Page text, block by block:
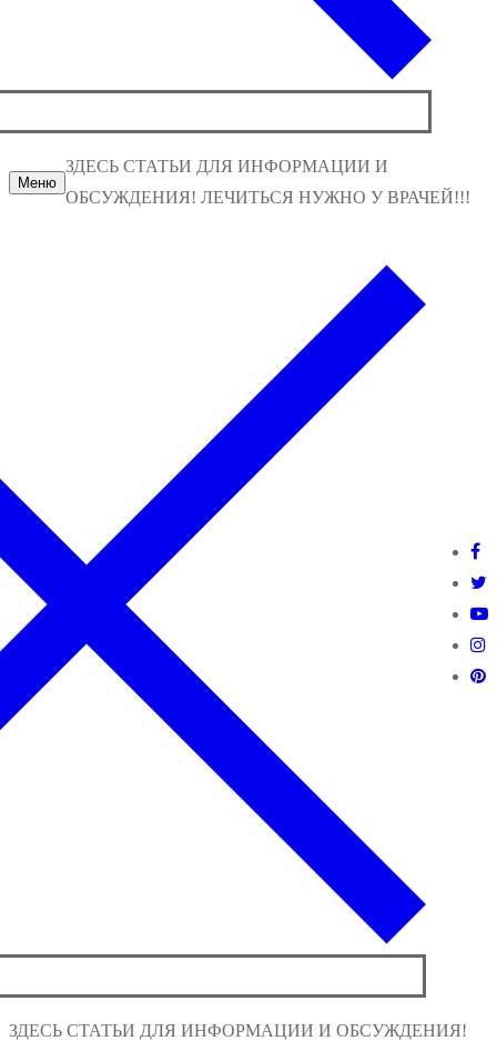
Меню
ЗДЕСЬ СТАТЬИ ДЛЯ ИНФОРМАЦИИ И
ОБСУЖДЕНИЯ! ЛЕЧИТЬСЯ НУЖНО У ВРАЧЕЙ!!!
ЗДЕСЬ СТАТЬИ ДЛЯ ИНФОРМАЦИИ И ОБСУЖДЕНИЯ!